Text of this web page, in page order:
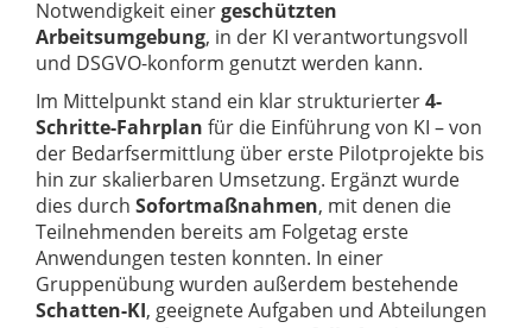
Notwendigkeit einergeschützten
Arbeitsumgebung, in der KI verantwortungsvoll
und DSGVO-konform genutzt werden kann.
Im Mittelpunkt stand ein klar strukturierter4-
Schritte-Fahrplan für die Einführung von KI – von
der Bedarfsermittlung über erste Pilotprojekte bis
hin zur skalierbaren Umsetzung. Ergänzt wurde
dies durch Sofortmaßnahmen, mit denen die
Teilnehmenden bereits am Folgetag erste
Anwendungen testen konnten. In einer
Gruppenübung wurden außerdem bestehende
Schatten-KI, geeignete Aufgaben und Abteilungen